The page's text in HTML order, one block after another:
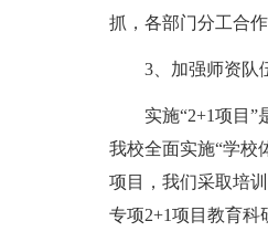
抓，各部门分工合
3、加强师资队
实施“2+1项目
我校全面实施“学校
项目，我们采取培
专项2+1项目教育科